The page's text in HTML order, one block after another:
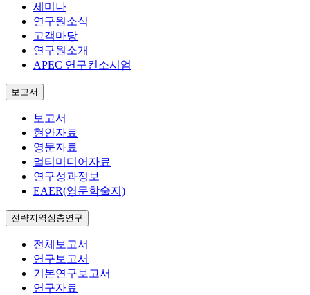
세미나
연구원소식
고객마당
연구원소개
APEC 연구컨소시엄
보고서
보고서
현안자료
영문자료
멀티미디어자료
연구성과정보
EAER(영문학술지)
전략지역심층연구
전체보고서
연구보고서
기본연구보고서
연구자료